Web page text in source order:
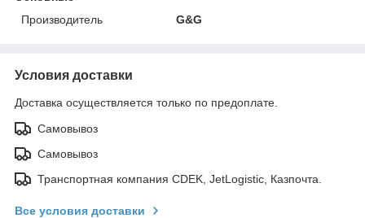
Производитель
G&G
Условия доставки
Доставка осуществляется только по предоплате.
Самовывоз
Самовывоз
Транспортная компания CDEK, JetLogistic, Казпочта.
Все условия доставки